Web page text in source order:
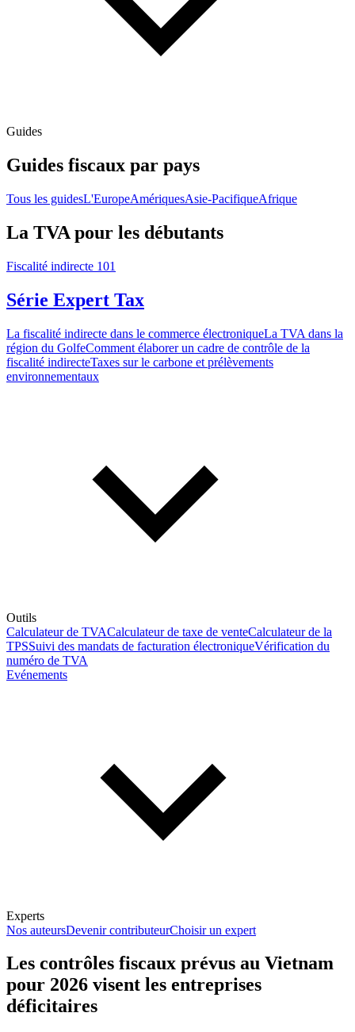
Guides
Guides fiscaux par pays
Tous les guidesL'EuropeAmériquesAsie-PacifiqueAfrique
La TVA pour les débutants
Fiscalité indirecte 101
Série Expert Tax
La fiscalité indirecte dans le commerce électroniqueLa TVA dans la
région du GolfeComment élaborer un cadre de contrôle de la
fiscalité indirecteTaxes sur le carbone et prélèvements
environnementaux
Outils
Calculateur de TVACalculateur de taxe de venteCalculateur de la
TPSSuivi des mandats de facturation électroniqueVérification du
numéro de TVA
Evénements
Experts
Nos auteursDevenir contributeurChoisir un expert
En savoir plus sur la fiscalité
Les contrôles fiscaux prévus au Vietnam
pour 2026 visent les entreprises
déficitaires